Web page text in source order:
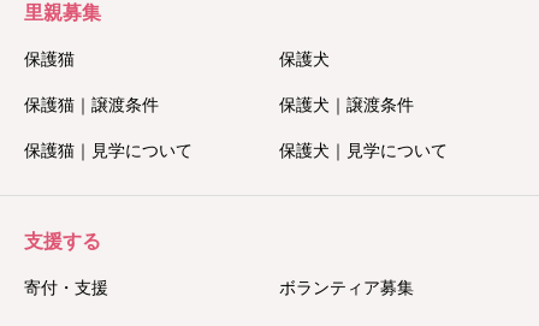
里親募集
保護猫 保護犬
保護猫｜譲渡条件 保護犬｜譲渡条件
保護猫｜見学について 保護犬｜見学について
支援する
寄付・支援 ボランティア募集